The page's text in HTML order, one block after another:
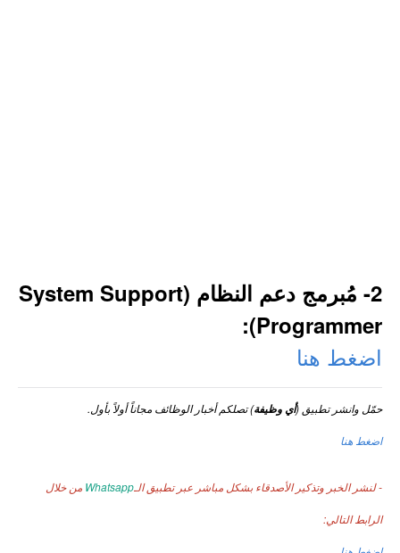
2- مُبرمج دعم النظام (System Support
Programmer):
اضغط هنا
حمّل وانشر تطبيق (أي وظيفة) تصلكم أخبار الوظائف مجاناً أولاً بأول.
اضغط هنا
- لنشر الخبر وتذكير الأصدقاء بشكل مباشر عبر تطبيق الـ Whatsapp من خلال
الرابط التالي: